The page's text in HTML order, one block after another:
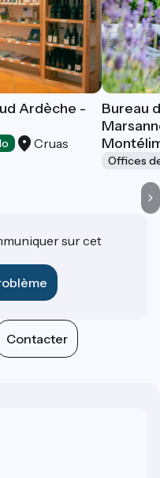
Ardèche -
Cruas
Bureau
Offices
sur cet
Contacter